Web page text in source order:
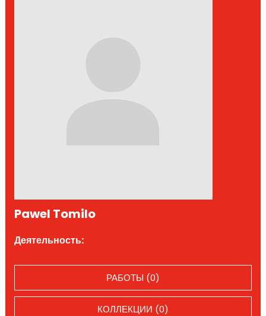
Pawel Tomilo
Деятельность:
РАБОТЫ (0)
КОЛЛЕКЦИИ (0)